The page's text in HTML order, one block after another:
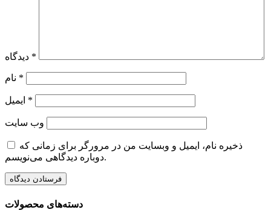
*
*
*
وب‌ سایت
ذخیره نام، ایمیل و وبسایت من در مرورگر برای زمانی که
دوباره دیدگاهی می‌نویسم.
دسته‌های محصولات